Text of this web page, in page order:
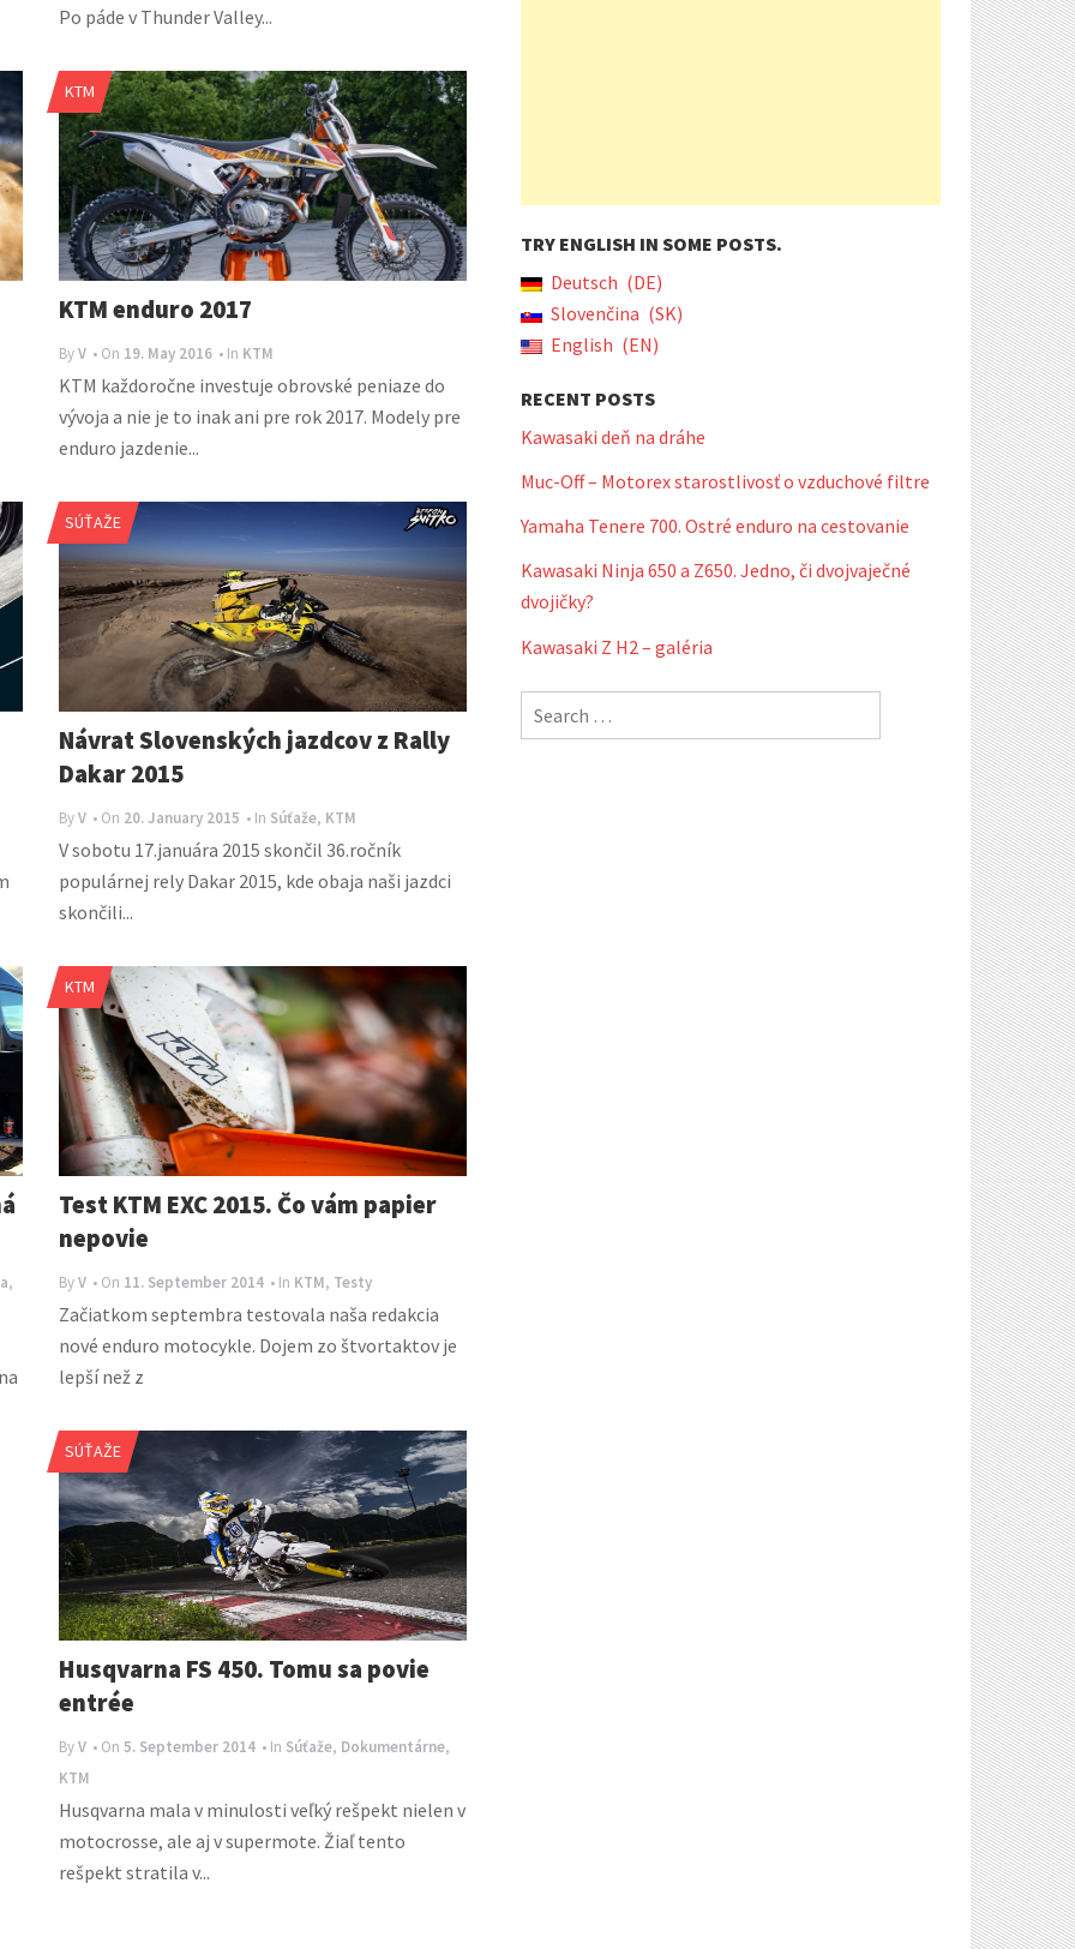
Po páde v Thunder Valley...
KTM
KTM enduro 2017
ByV • On 19. May 2016 • In KTM
KTM každoročne investuje obrovské peniaze do
vývoja a nie je to inak ani pre rok 2017. Modely pre
enduro jazdenie...
SÚŤAŽE
Návrat Slovenských jazdcov z Rally
Dakar 2015
ByV • On 20. January 2015 • In Súťaže, KTM
V sobotu 17.januára 2015 skončil 36.ročník
populárnej rely Dakar 2015, kde obaja naši jazdci
skončili...
,
KTM
Test KTM EXC 2015. Čo vám papier
nepovie
ByV • On 11. September 2014 • In KTM, Testy
Začiatkom septembra testovala naša redakcia
nové enduro motocykle. Dojem zo štvortaktov je
lepší než z
SÚŤAŽE
Husqvarna FS 450. Tomu sa povie
entrée
ByV • On 5. September 2014 • In Súťaže, Dokumentárne,
KTM
Husqvarna mala v minulosti veľký rešpekt nielen v
motocrosse, ale aj v supermote. Žiaľ tento
rešpekt stratila v...
TRY ENGLISH IN SOME POSTS.
Deutsch
DE
Slovenčina
SK
English
EN
RECENT POSTS
Kawasaki deň na dráhe
Muc-Off – Motorex starostlivosť o vzduchové filtre
Yamaha Tenere 700. Ostré enduro na cestovanie
Kawasaki Ninja 650 a Z650. Jedno, či dvojvaječné
dvojičky?
Kawasaki Z H2 – galéria
Search
for: